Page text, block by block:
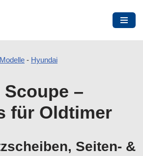
- Hyundai
–
für Oldtimer
Seiten- &